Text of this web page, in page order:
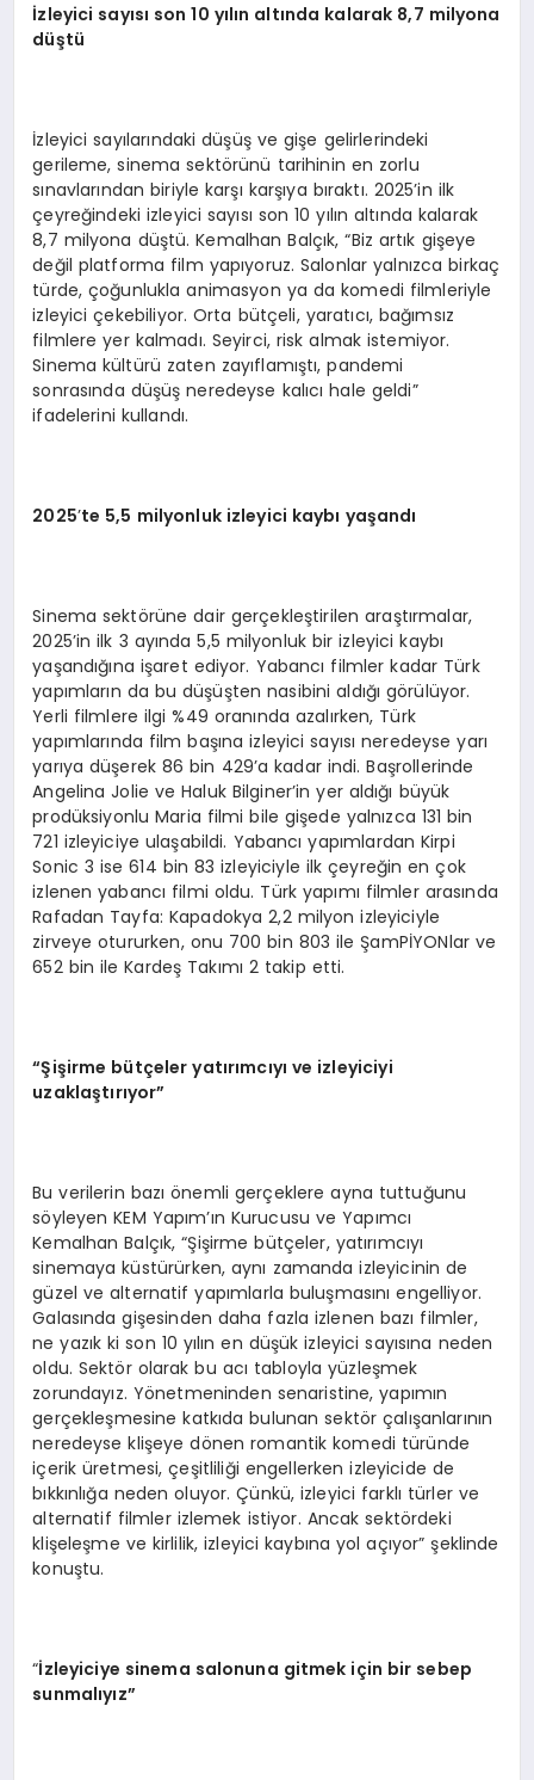
İzleyici sayısı son 10 yılın altında kalarak 8,7 milyona
düştü
İzleyici sayılarındaki düşüş ve gişe gelirlerindeki
gerileme, sinema sektörünü tarihinin en zorlu
sınavlarından biriyle karşı karşıya bıraktı. 2025’in ilk
çeyreğindeki izleyici sayısı son 10 yılın altında kalarak
8,7 milyona düştü. Kemalhan Balçık, “Biz artık gişeye
değil platforma film yapıyoruz. Salonlar yalnızca birkaç
türde, çoğunlukla animasyon ya da komedi filmleriyle
izleyici çekebiliyor. Orta bütçeli, yaratıcı, bağımsız
filmlere yer kalmadı. Seyirci, risk almak istemiyor.
Sinema kültürü zaten zayıflamıştı, pandemi
sonrasında düşüş neredeyse kalıcı hale geldi”
ifadelerini kullandı.
2025’te 5,5 milyonluk izleyici kaybı yaşandı
Sinema sektörüne dair gerçekleştirilen araştırmalar,
2025’in ilk 3 ayında 5,5 milyonluk bir izleyici kaybı
yaşandığına işaret ediyor. Yabancı filmler kadar Türk
yapımların da bu düşüşten nasibini aldığı görülüyor.
Yerli filmlere ilgi %49 oranında azalırken, Türk
yapımlarında film başına izleyici sayısı neredeyse yarı
yarıya düşerek 86 bin 429’a kadar indi. Başrollerinde
Angelina Jolie ve Haluk Bilginer’in yer aldığı büyük
prodüksiyonlu Maria filmi bile gişede yalnızca 131 bin
721 izleyiciye ulaşabildi. Yabancı yapımlardan Kirpi
Sonic 3 ise 614 bin 83 izleyiciyle ilk çeyreğin en çok
izlenen yabancı filmi oldu. Türk yapımı filmler arasında
Rafadan Tayfa: Kapadokya 2,2 milyon izleyiciyle
zirveye otururken, onu 700 bin 803 ile ŞamPİYONlar ve
652 bin ile Kardeş Takımı 2 takip etti.
“Şişirme bütçeler yatırımcıyı ve izleyiciyi
uzaklaştırıyor”
Bu verilerin bazı önemli gerçeklere ayna tuttuğunu
söyleyen KEM Yapım’ın Kurucusu ve Yapımcı
Kemalhan Balçık, “Şişirme bütçeler, yatırımcıyı
sinemaya küstürürken, aynı zamanda izleyicinin de
güzel ve alternatif yapımlarla buluşmasını engelliyor.
Galasında gişesinden daha fazla izlenen bazı filmler,
ne yazık ki son 10 yılın en düşük izleyici sayısına neden
oldu. Sektör olarak bu acı tabloyla yüzleşmek
zorundayız. Yönetmeninden senaristine, yapımın
gerçekleşmesine katkıda bulunan sektör çalışanlarının
neredeyse klişeye dönen romantik komedi türünde
içerik üretmesi, çeşitliliği engellerken izleyicide de
bıkkınlığa neden oluyor. Çünkü, izleyici farklı türler ve
alternatif filmler izlemek istiyor. Ancak sektördeki
klişeleşme ve kirlilik, izleyici kaybına yol açıyor” şeklinde
konuştu.
“İzleyiciye sinema salonuna gitmek için bir sebep
sunmalıyız”